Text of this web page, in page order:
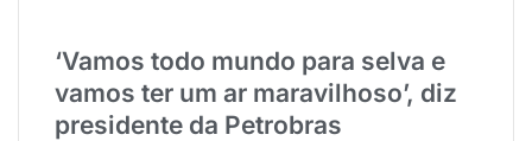
‘Vamos todo mundo para selva e
vamos ter um ar maravilhoso’, diz
presidente da Petrobras